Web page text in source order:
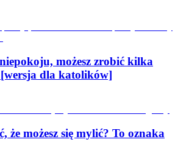
możesz zrobić kilka
dla katolików]
że możesz się mylić? To oznaka